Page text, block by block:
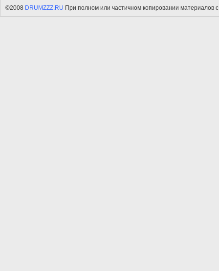
©2008 DRUMZZZ.RU При полном или частичном копировании материалов